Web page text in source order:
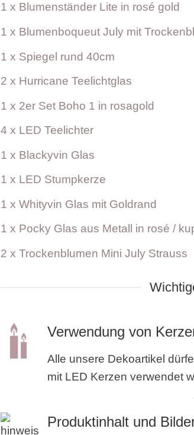
1 x Blumenständer Lite in rosé gold
1 x Blumenboqueut July mit
1 x Spiegel rund 40cm
2 x Hurricane Teelichtglas
1 x 2er Set Boho 1 in rosagold
4 x LED Teelichter
1 x Blackyvin Glas
1 x LED Stumpkerze
1 x Whityvin Glas mit Goldrand
1 x Pocky Glas aus Metall in rosé /
2 x Trockenblumen Mini July Strauss
Verwendung von
Alle unsere Dekoartikel
mit LED Kerzen verwendet
Produktinhalt und